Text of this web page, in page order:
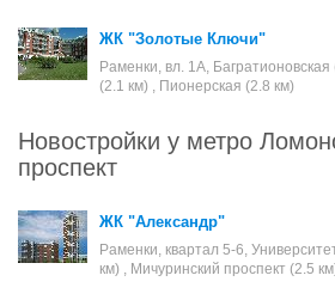
ЖК "Золотые Ключи"
Раменки, вл. 1А,
(2.1 км) , Пионерская (2.8 км)
Новостройки у метро
проспект
ЖК "Александр"
Раменки, квартал 5-6,
км) , Мичуринский проспект (2.5